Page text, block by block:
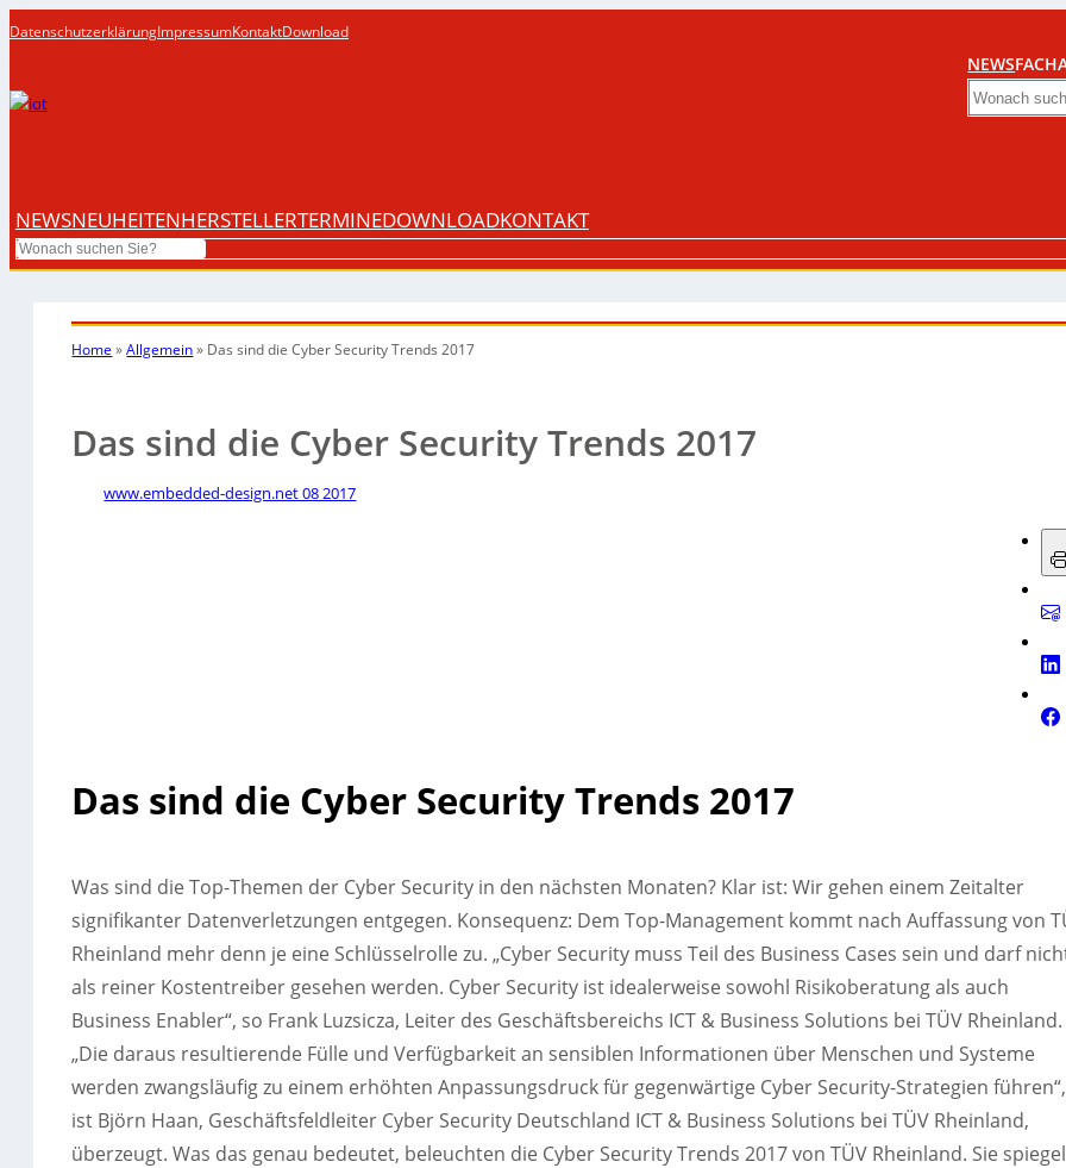
DatenschutzerklärungImpressumKontaktDownload
NEWS
Search
NEWSNEUHEITENHERSTELLERTERMINEDOWNLOADKONTAKT
Search
Home »Allgemein» Das sind die Cyber Security Trends 2017
Das sind die Cyber Security Trends 2017
www.embedded-design.net 08 2017
Das sind die Cyber Security Trends 2017
Was sind die Top-Themen der Cyber Security in den nächsten Monaten? Klar ist: Wir gehen einem Zeitalter
signifikanter Datenverletzungen entgegen. Konsequenz: Dem Top-Management kommt nach Auffassung von
Rheinland mehr denn je eine Schlüsselrolle zu. „Cyber Security muss Teil des Business Cases sein und darf
als reiner Kostentreiber gesehen werden. Cyber Security ist idealerweise sowohl Risikoberatung als auch
Business Enabler“, so Frank Luzsicza, Leiter des Geschäftsbereichs ICT & Business Solutions bei TÜV Rheinland.
„Die daraus resultierende Fülle und Verfügbarkeit an sensiblen Informationen über Menschen und Systeme
werden zwangsläufig zu einem erhöhten Anpassungsdruck für gegenwärtige Cyber Security-Strategien führen“,
ist Björn Haan, Geschäftsfeldleiter Cyber Security Deutschland ICT & Business Solutions bei TÜV Rheinland,
überzeugt. Was das genau bedeutet, beleuchten die Cyber Security Trends 2017 von TÜV Rheinland. Sie